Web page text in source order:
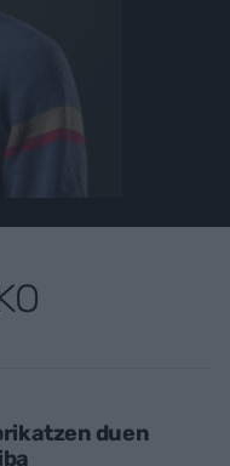
duen